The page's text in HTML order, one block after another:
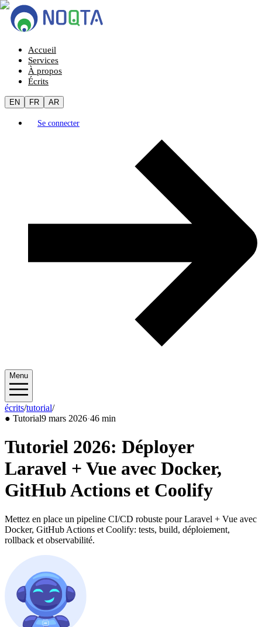
Accueil
Services
À propos
Écrits
EN FR AR
Se connecter
Menu
écrits/tutorial/2026/03
● Tutorial9 mars 2026·46 min
Tutoriel 2026: Déployer
Laravel + Vue avec Docker,
GitHub Actions et Coolify
Mettez en place un pipeline CI/CD robuste pour Laravel + Vue avec
Docker, GitHub Actions et Coolify: tests, build, déploiement,
rollback et observabilité.